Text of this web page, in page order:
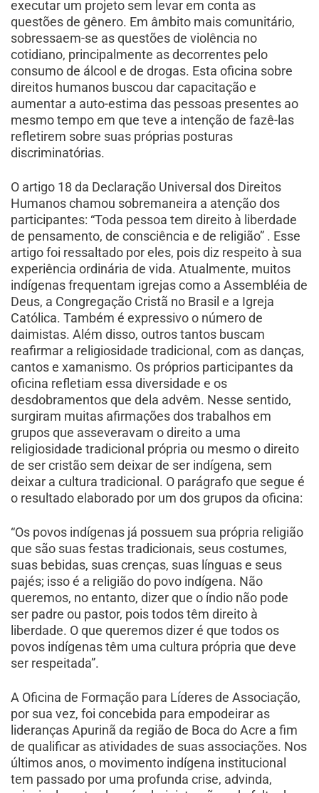
executar um projeto sem levar em conta as
questões de gênero. Em âmbito mais comunitário,
sobressaem-se as questões de violência no
cotidiano, principalmente as decorrentes pelo
consumo de álcool e de drogas. Esta oficina sobre
direitos humanos buscou dar capacitação e
aumentar a auto-estima das pessoas presentes ao
mesmo tempo em que teve a intenção de fazê-las
refletirem sobre suas próprias posturas
discriminatórias.
O artigo 18 da Declaração Universal dos Direitos
Humanos chamou sobremaneira a atenção dos
participantes: “Toda pessoa tem direito à liberdade
de pensamento, de consciência e de religião” . Esse
artigo foi ressaltado por eles, pois diz respeito à sua
experiência ordinária de vida. Atualmente, muitos
indígenas frequentam igrejas como a Assembléia de
Deus, a Congregação Cristã no Brasil e a Igreja
Católica. Também é expressivo o número de
daimistas. Além disso, outros tantos buscam
reafirmar a religiosidade tradicional, com as danças,
cantos e xamanismo. Os próprios participantes da
oficina refletiam essa diversidade e os
desdobramentos que dela advêm. Nesse sentido,
surgiram muitas afirmações dos trabalhos em
grupos que asseveravam o direito a uma
religiosidade tradicional própria ou mesmo o direito
de ser cristão sem deixar de ser indígena, sem
deixar a cultura tradicional. O parágrafo que segue é
o resultado elaborado por um dos grupos da oficina:
“Os povos indígenas já possuem sua própria religião
que são suas festas tradicionais, seus costumes,
suas bebidas, suas crenças, suas línguas e seus
pajés; isso é a religião do povo indígena. Não
queremos, no entanto, dizer que o índio não pode
ser padre ou pastor, pois todos têm direito à
liberdade. O que queremos dizer é que todos os
povos indígenas têm uma cultura própria que deve
ser respeitada”.
A Oficina de Formação para Líderes de Associação,
por sua vez, foi concebida para empodeirar as
lideranças Apurinã da região de Boca do Acre a fim
de qualificar as atividades de suas associações. Nos
últimos anos, o movimento indígena institucional
tem passado por uma profunda crise, advinda,